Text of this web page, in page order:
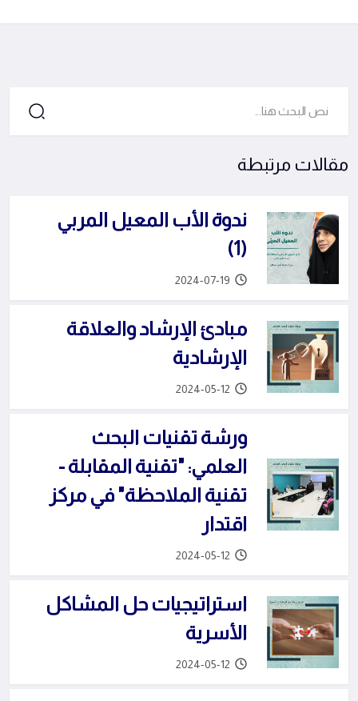
مقالات مرتبطة
ندوة الأب المعيل المربي
(1)
2024-07-19
مبادئ الإرشاد والعلاقة
الإرشادية
2024-05-12
ورشة تقنيات البحث
العلمي: "تقنية المقابلة -
تقنية الملاحظة" في مركز
اقتدار
2024-05-12
استراتيجيات حل المشاكل
الأسرية
2024-05-12